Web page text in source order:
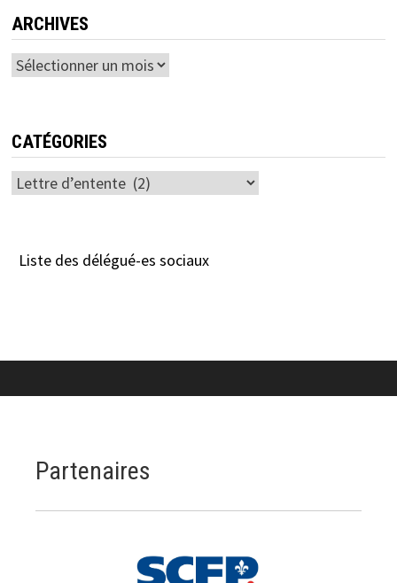
ARCHIVES
Archives
CATÉGORIES
Catégories
Liste des délégué-es sociaux
Partenaires